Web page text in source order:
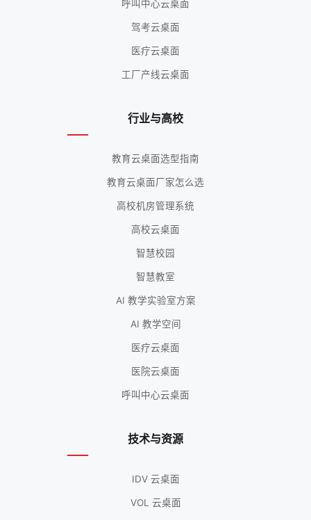
呼叫中心云桌面
驾考云桌面
医疗云桌面
工厂产线云桌面
行业与高校
教育云桌面选型指南
教育云桌面厂家怎么选
高校机房管理系统
高校云桌面
智慧校园
智慧教室
AI 教学实验室方案
AI 教学空间
医疗云桌面
医院云桌面
呼叫中心云桌面
技术与资源
IDV 云桌面
VOL 云桌面